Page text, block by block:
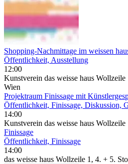
Shopping-Nachmittage im weissen
Öffentlichkeit, Ausstellung
12:00
Kunstverein das weisse haus
Wien
Projektraum Finissage mit
Öffentlichkeit, Finissage, Diskussion,
14:00
Kunstverein das weisse haus
Finissage
Öffentlichkeit, Finissage
14:00
das weisse haus Wollzeile 1, 4. + 5.